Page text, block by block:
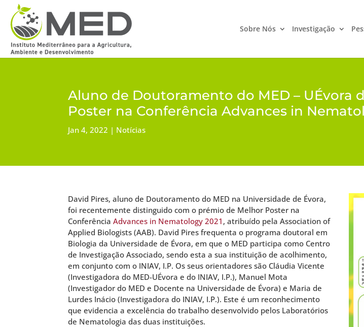
Sobre Nós Investigação
Aluno de Doutoramento do MED –
Poster na Conferência Advances in
Jan 4, 2022 Notícias
David Pires, aluno de Doutoramento do MED na Universidade de Évora,
foi recentemente distinguido com o prémio de Melhor Poster na
ConferênciaAdvances in Nematology 2021 , atribuído pela Association of
Applied Biologists (AAB). David Pires frequenta o programa doutoral em
Biologia da Universidade de Évora, em que o MED participa como Centro
de Investigação Associado, sendo esta a sua instituição de acolhimento,
em conjunto com o INIAV, I.P. Os seus orientadores são Cláudia Vicente
(Investigadora do MED-UÉvora e do INIAV, I.P.), Manuel Mota
(Investigador do MED e Docente na Universidade de Évora) e Maria de
Lurdes Inácio (Investigadora do INIAV, I.P.). Este é um reconhecimento
que evidencia a excelência do trabalho desenvolvido pelos Laboratórios
de Nematologia das duas instituições.